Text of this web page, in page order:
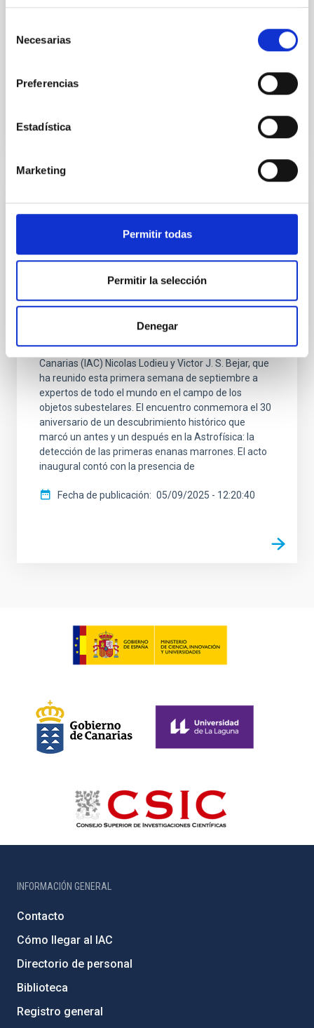
Necesarias
Preferencias
Estadística
Marketing
Permitir todas
Permitir la selección
Denegar
incorporando por primera vez el análisis de su
sistemas estelares dobles en los que dos estrellas
orbitan entre sí. El trabajo, publicado recientemente
FOTONOTICIA
que conmemora el 30 aniversario del
descubrimiento de las primeras enanas
El Hotel Jardín Tecina de La Gomera ha sido la sede
cool. 30 years of substellar science” , organizado por
los investigadores del Instituto de Astrofísica de
Canarias (IAC) Nicolas Lodieu y Victor J. S. Bejar, que
ha reunido esta primera semana de septiembre a
expertos de todo el mundo en el campo de los
objetos subestelares. El encuentro conmemora el 30
aniversario de un descubrimiento histórico que
marcó un antes y un después en la Astrofísica: la
detección de las primeras enanas marrones. El acto
inaugural contó con la presencia de
Fecha de publicación 05/09/2025 - 12:20:40
INFORMACIÓN GENERAL
Contacto
Cómo llegar al IAC
Directorio de personal
Biblioteca
Registro general